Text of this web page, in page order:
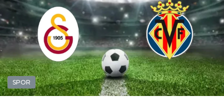
SPOR